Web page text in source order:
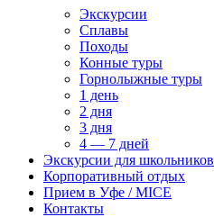
Экскурсии
Сплавы
Походы
Конные туры
Горнолыжные туры
1 день
2 дня
3 дня
4 — 7 дней
Экскурсии для школьников
Корпоративный отдых
Прием в Уфе / MICE
Контакты